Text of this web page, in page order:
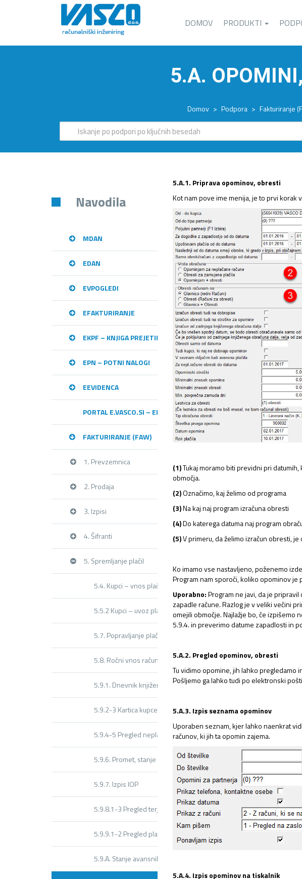
DOMOV PRODUKTI
5.A.
Domov > Podpora > Fakturiranje
Navodila
MDAN
EDAN
EVPOGLEDI
EFAKTURIRANJE
EKPF – KNJIGA PREJETIH RAČUNOV
EPN – POTNI NALOGI
EEVIDENCA
PORTAL E.VASCO.SI – ELEKTRONSKA IZMENJAVA DOKUMENTOV
FAKTURIRANJE (FAW)
1. Prevzemnica
2. Prodaja
3. Izpisi
4. Šifranti
5. Spremljanje plačil
5.4. Kupci – vnos plačil
5.5.2 Kupci – uvoz plačil (ISO SEPA)
5.7. Popravljanje plačil
5.8. Ročni vnos računa
5.9.1. Dnevnik knjiženja
5.9.2-3 Kartica kupcev
5.9.4-5 Pregled neplačanih, plačanih računov
5.9.6. Promet, stanje po kupcih
5.9.7. Izpis IOP
5.9.8.1-3 Pregled terjatev 30-60-90 dni
5.9.9.1-2 Pregled plačil po zamudi
5.9.A. Stanje avansnih plačil
5.A.1. Priprava opominov, obresti
Kot nam pove ime menija, je to prvi korak
(1)Tukaj moramo biti previdni pri
območja.
(2)Označimo, kaj želimo od programa
(3)Na kaj naj program izračuna obresti
(4)Do katerega datuma naj program
(5)V primeru, da želimo izračun obresti,
Ko imamo vse nastavljeno, poženemo
Program nam sporoči, koliko opominov je
Uporabno:Program ne javi, da je
zapadle račune. Razlog je v veliki večini
omejili območje. Najlažje bo, če izpišemo
5.9.4. in preverimo datume zapadlosti in
5.A.2. Pregled opominov, obresti
Tu vidimo opomine, jih lahko pregledamo
Pošljemo ga lahko tudi po elektronski
5.A.3. Izpis seznama opominov
Uporaben seznam, kjer lahko naenkrat
računov, ki jih ta opomin zajema.
5.A.4. Izpis opominov na tiskalnik